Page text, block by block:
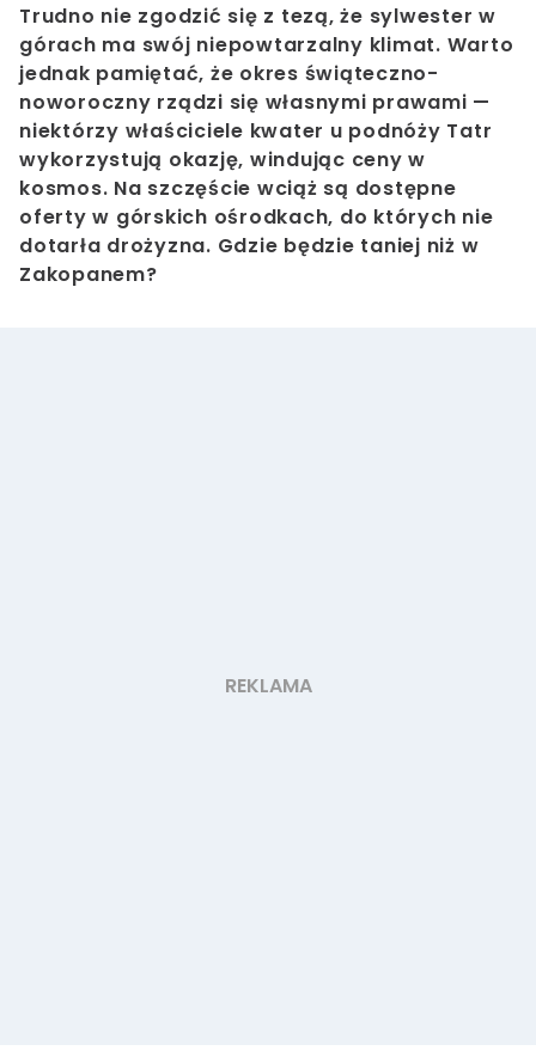
Trudno nie zgodzić się z tezą, że sylwester w
górach ma swój niepowtarzalny klimat. Warto
jednak pamiętać, że okres świąteczno-
noworoczny rządzi się własnymi prawami —
niektórzy właściciele kwater u podnóży Tatr
wykorzystują okazję, windując ceny w
kosmos. Na szczęście wciąż są dostępne
oferty w górskich ośrodkach, do których nie
dotarła drożyzna. Gdzie będzie taniej niż w
Zakopanem?